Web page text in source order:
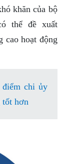
khăn của bộ
thể đề xuất
cao hoạt động
điểm chi ủy
tốt hơn